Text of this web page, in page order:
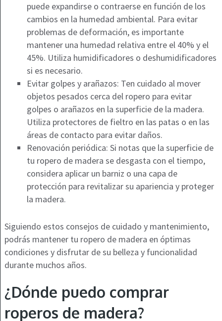
puede expandirse o contraerse en función de los
cambios en la humedad ambiental. Para evitar
problemas de deformación, es importante
mantener una humedad relativa entre el 40% y el
45%. Utiliza humidificadores o deshumidificadores
si es necesario.
Evitar golpes y arañazos: Ten cuidado al mover
objetos pesados cerca del ropero para evitar
golpes o arañazos en la superficie de la madera.
Utiliza protectores de fieltro en las patas o en las
áreas de contacto para evitar daños.
Renovación periódica: Si notas que la superficie de
tu ropero de madera se desgasta con el tiempo,
considera aplicar un barniz o una capa de
protección para revitalizar su apariencia y proteger
la madera.
Siguiendo estos consejos de cuidado y mantenimiento,
podrás mantener tu ropero de madera en óptimas
condiciones y disfrutar de su belleza y funcionalidad
durante muchos años.
¿Dónde puedo comprar
roperos de madera?